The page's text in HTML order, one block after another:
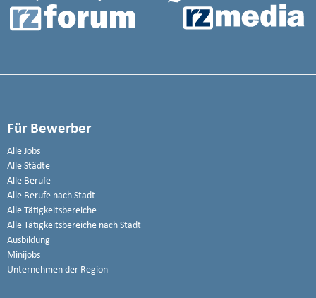
Für Bewerber
Alle Jobs
Alle Städte
Alle Berufe
Alle Berufe nach Stadt
Alle Tätigkeitsbereiche
Alle Tätigkeitsbereiche nach Stadt
Ausbildung
Minijobs
Unternehmen der Region